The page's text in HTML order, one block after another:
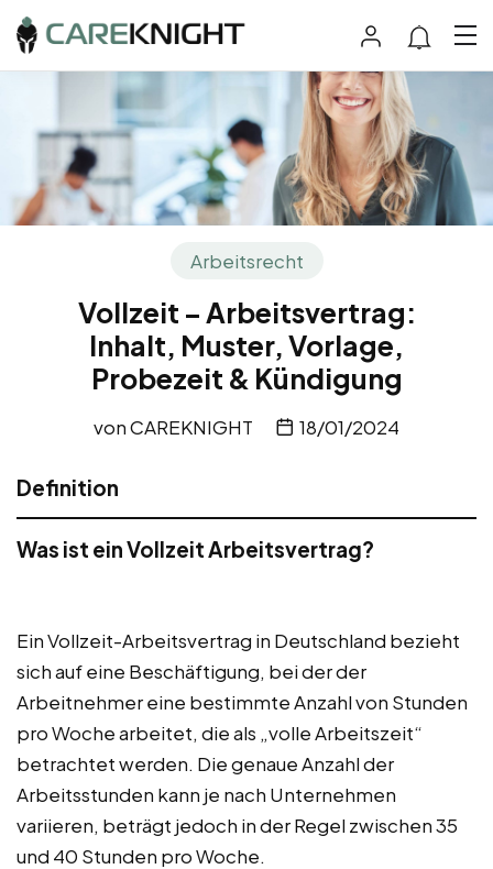
Arbeitsrecht
Vollzeit – Arbeitsvertrag:
Inhalt, Muster, Vorlage,
Probezeit & Kündigung
vonCAREKNIGHT 18/01/2024
Definition
Was ist ein Vollzeit Arbeitsvertrag?
Ein Vollzeit-Arbeitsvertrag in Deutschland bezieht
sich auf eine Beschäftigung, bei der der
Arbeitnehmer eine bestimmte Anzahl von Stunden
pro Woche arbeitet, die als „volle Arbeitszeit“
betrachtet werden. Die genaue Anzahl der
Arbeitsstunden kann je nach Unternehmen
variieren, beträgt jedoch in der Regel zwischen 35
und 40 Stunden pro Woche.